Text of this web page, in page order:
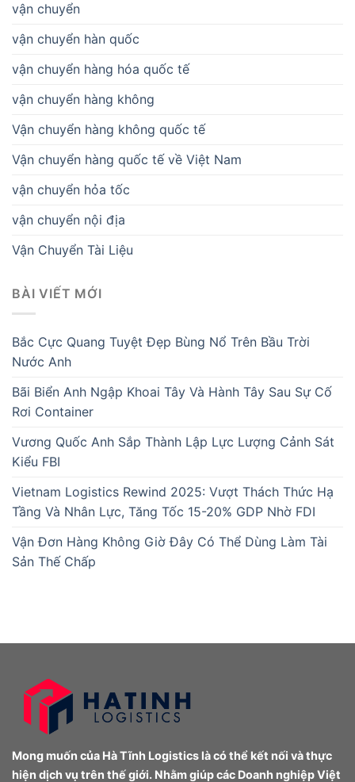
vận chuyển
vận chuyển hàn quốc
vận chuyển hàng hóa quốc tế
vận chuyển hàng không
Vận chuyển hàng không quốc tế
Vận chuyển hàng quốc tế về Việt Nam
vận chuyển hỏa tốc
vận chuyển nội địa
Vận Chuyển Tài Liệu
BÀI VIẾT MỚI
Bắc Cực Quang Tuyệt Đẹp Bùng Nổ Trên Bầu Trời
Nước Anh
Bãi Biển Anh Ngập Khoai Tây Và Hành Tây Sau Sự Cố
Rơi Container
Vương Quốc Anh Sắp Thành Lập Lực Lượng Cảnh Sát
Kiểu FBI
Vietnam Logistics Rewind 2025: Vượt Thách Thức Hạ
Tầng Và Nhân Lực, Tăng Tốc 15-20% GDP Nhờ FDI
Vận Đơn Hàng Không Giờ Đây Có Thể Dùng Làm Tài
Sản Thế Chấp
Mong muốn của Hà Tĩnh Logistics là có thể kết nối và thực
hiện dịch vụ trên thế giới. Nhằm giúp các Doanh nghiệp Việt